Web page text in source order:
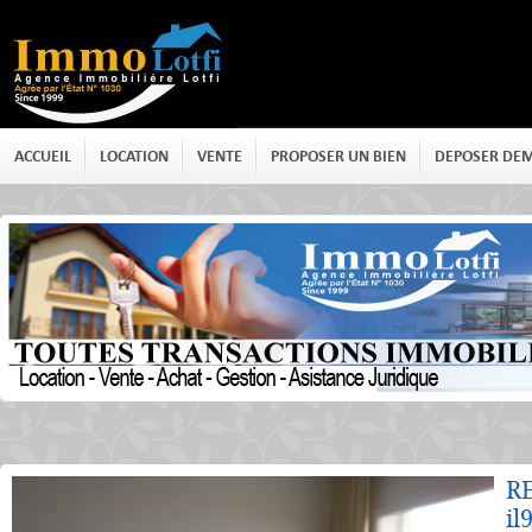
ACCUEIL LOCATION VENTE PROPOSER UN BIEN DEPOSER
Détails